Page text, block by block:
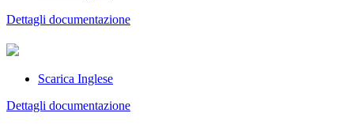
Dettagli documentazione
Scarica Inglese
Dettagli documentazione